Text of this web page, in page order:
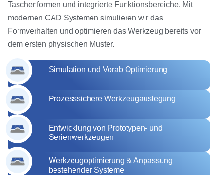
Taschenformen und integrierte Funktionsbereiche. Mit
modernen CAD Systemen simulieren wir das
Formverhalten und optimieren das Werkzeug bereits vor
dem ersten physischen Muster.
Simulation und Vorab Optimierung
Prozesssichere Werkzeugauslegung
Entwicklung von Prototypen- und
Serienwerkzeugen
Werkzeugoptimierung & Anpassung
bestehender Systeme